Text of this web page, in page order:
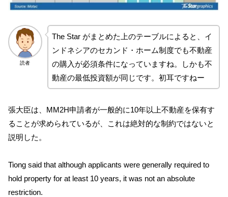
読者
The Star がまとめた上のテーブルによると、イ
ンドネシアのセカンド・ホーム制度でも不動産
の購入が必須条件になっていますね。しかも不
動産の最低投資額が同じです。初耳ですねー
張大臣は、MM2H申請者が一般的に10年以上不動産を保有す
ることが求められているが、これは絶対的な制約ではないと
説明した。
Tiong said that although applicants were generally required to
hold property for at least 10 years, it was not an absolute
restriction.